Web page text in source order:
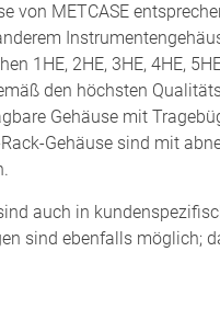
von METCASE
1HE, 2HE, 3HE, 4HE,
den höchsten
Gehäuse mit
Gehäuse sind mit
auch in
sind ebenfalls möglich;